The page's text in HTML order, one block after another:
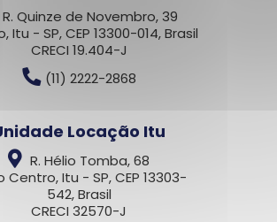
R. Quinze de Novembro, 39
Itu - SP, CEP 13300-014, Brasil
CRECI 19.404-J
(11) 2222-2868
Locação Itu
R. Hélio Tomba, 68
Centro, Itu - SP, CEP 13303-
542, Brasil
CRECI 32570-J